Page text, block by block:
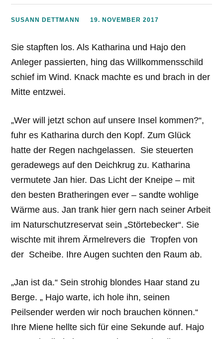
SUSANN DETTMANN 19. NOVEMBER 2017
Sie stapften los. Als Katharina und Hajo den
Anleger passierten, hing das Willkommensschild
schief im Wind. Knack machte es und brach in der
Mitte entzwei.
„Wer will jetzt schon auf unsere Insel kommen?“,
fuhr es Katharina durch den Kopf. Zum Glück
hatte der Regen nachgelassen. Sie steuerten
geradewegs auf den Deichkrug zu. Katharina
vermutete Jan hier. Das Licht der Kneipe – mit
den besten Bratheringen ever – sandte wohlige
Wärme aus. Jan trank hier gern nach seiner Arbeit
im Naturschutzreservat sein „Störtebecker“. Sie
wischte mit ihrem Ärmelrevers die Tropfen von
der Scheibe. Ihre Augen suchten den Raum ab.
„Jan ist da.“ Sein strohig blondes Haar stand zu
Berge. „ Hajo warte, ich hole ihn, seinen
Peilsender werden wir noch brauchen können.“
Ihre Miene hellte sich für eine Sekunde auf. Hajo